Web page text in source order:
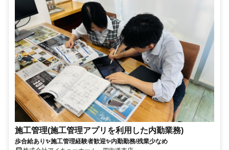
施工管理(施工管理アプリを利用した内勤業務)
歩合給あり✨施工管理経験者歓迎✨内勤勤務/残業少なめ